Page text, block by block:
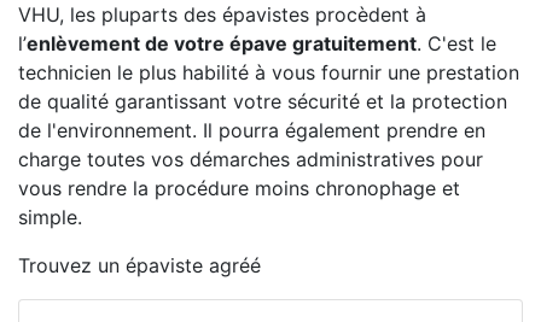
VHU, les pluparts des épavistes procèdent à
l’enlèvement de votre épave gratuitement. C'est le
technicien le plus habilité à vous fournir une prestation
de qualité garantissant votre sécurité et la protection
de l'environnement. Il pourra également prendre en
charge toutes vos démarches administratives pour
vous rendre la procédure moins chronophage et
simple.
Trouvez un épaviste agréé